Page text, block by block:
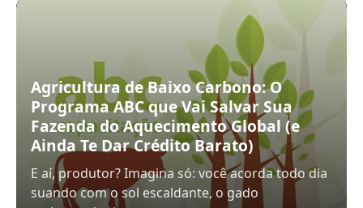
Agricultura de Baixo Carbono: O
Programa ABC que Vai Salvar Sua
Fazenda do Aquecimento Global (e
Ainda Te Dar Crédito Barato)
E aí, produtor? Imagina só: você acorda todo dia
suando com o sol escaldante, o gado